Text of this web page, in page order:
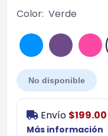
Color: Verde
No disponible
Envío $199.00
Más información